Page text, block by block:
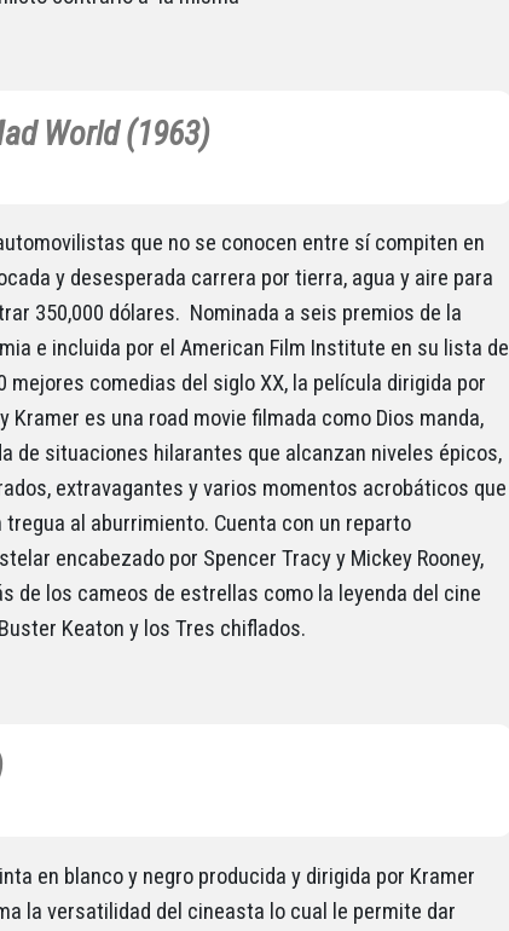
World (1963)
que no se conocen entre sí compiten en
y desesperada carrera por tierra, agua y aire para
350,000 dólares. Nominada a seis premios de la
e incluida por el American Film Institute en su lista de
mejores comedias del siglo XX, la película dirigida por
Kramer es una road movie filmada como Dios manda,
de situaciones hilarantes que alcanzan niveles épicos,
extravagantes y varios momentos acrobáticos que
tregua al aburrimiento. Cuenta con un reparto
encabezado por Spencer Tracy y Mickey Rooney,
de los cameos de estrellas como la leyenda del cine
Keaton y los Tres chiflados.
en blanco y negro producida y dirigida por Kramer
la versatilidad del cineasta lo cual le permite dar